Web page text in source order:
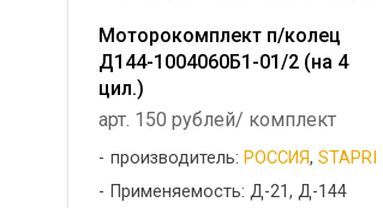
Моторокомплект п/колец
Д144-1004060Б1-01/2 (на 4
цил.)
арт. 150 рублей/ комплект
производитель: РОССИЯ,STAPRI
Применяемость: Д-21, Д-144